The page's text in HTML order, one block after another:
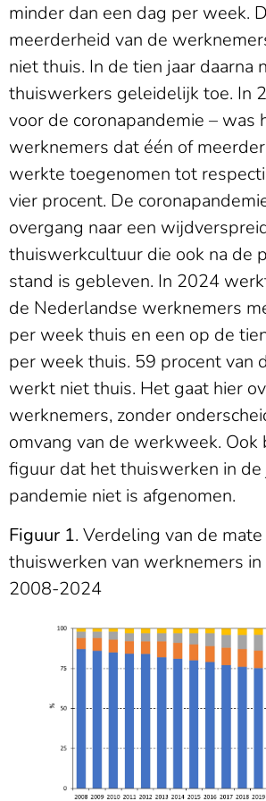
minder dan een dag per week.
meerderheid van de
niet thuis. In de tien jaar daarna
thuiswerkers geleidelijk toe. In
voor de coronapandemie – was
werknemers dat één of
werkte toegenomen tot
vier procent. De
overgang naar een
thuiswerkcultuur die ook na de
stand is gebleven. In 2024
de Nederlandse werknemers
per week thuis en een op de
per week thuis. 59 procent van
werkt niet thuis. Het gaat hier
werknemers, zonder
omvang van de werkweek.
figuur dat het thuiswerken in de
pandemie niet is afgenomen.
Figuur 1. Verdeling van de mate
thuiswerken van werknemers
2008-2024